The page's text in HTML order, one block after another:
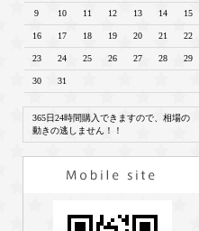
9 10 11 12 13 14 15
16 17 18 19 20 21 22
23 24 25 26 27 28 29
30 31
365日24時間購入できますので、相場の
動きの逃しません！！